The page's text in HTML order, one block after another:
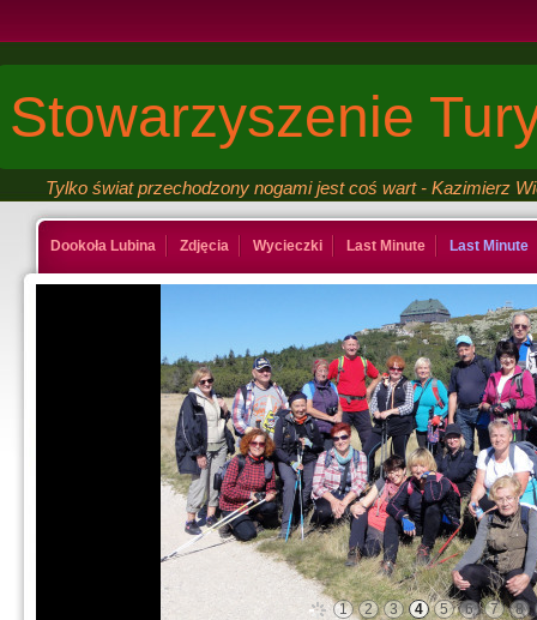
Dookoła Lubina Zdjęcia Wycieczki Last Minute Last Minute
Last Minute
Stowarzyszenie
Tylko świat przechodzony nogami jest coś wart - Kazimierz
1 2 3 4 5 6 7 8